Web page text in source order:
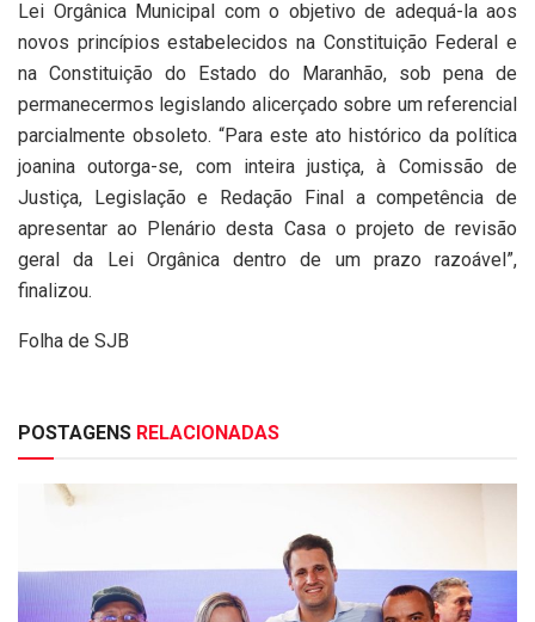
Lei Orgânica Municipal com o objetivo de adequá-la aos
novos princípios estabelecidos na Constituição Federal e
na Constituição do Estado do Maranhão, sob pena de
permanecermos legislando alicerçado sobre um referencial
parcialmente obsoleto. “Para este ato histórico da política
joanina outorga-se, com inteira justiça, à Comissão de
Justiça, Legislação e Redação Final a competência de
apresentar ao Plenário desta Casa o projeto de revisão
geral da Lei Orgânica dentro de um prazo razoável”,
finalizou.
Folha de SJB
POSTAGENS RELACIONADAS